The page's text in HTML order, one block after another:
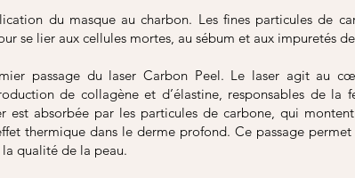
du masque au charbon. Les fines particules de
se lier aux cellules mortes, au sébum et aux impuretés
passage du laser Carbon Peel. Le laser agit au
de collagène et d’élastine, responsables de la
est absorbée par les particules de carbone, qui
thermique dans le derme profond. Ce passage
qualité de la peau.